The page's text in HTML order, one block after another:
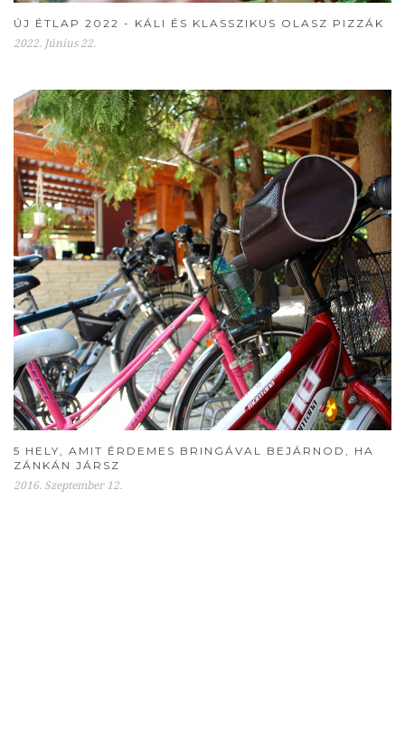
ÚJ ÉTLAP 2022 - KÁLI ÉS KLASSZIKUS OLASZ PIZZÁK
2022. Június 22.
5 HELY, AMIT ÉRDEMES BRINGÁVAL BEJÁRNOD, HA
ZÁNKÁN JÁRSZ
2016. Szeptember 12.